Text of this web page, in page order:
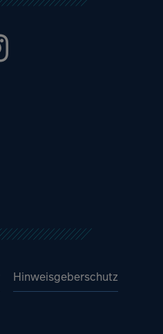
Hinweisgeberschutz